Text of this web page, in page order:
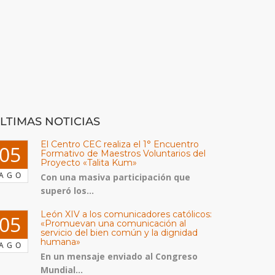
NOTICIAS
El Centro CEC realiza el 1° Encuentro
Formativo de Maestros Voluntarios del
Proyecto «Talita Kum»
Con una masiva participación que
superó los...
León XIV a los comunicadores católicos:
«Promuevan una comunicación al
servicio del bien común y la dignidad
humana»
En un mensaje enviado al Congreso
Mundial...